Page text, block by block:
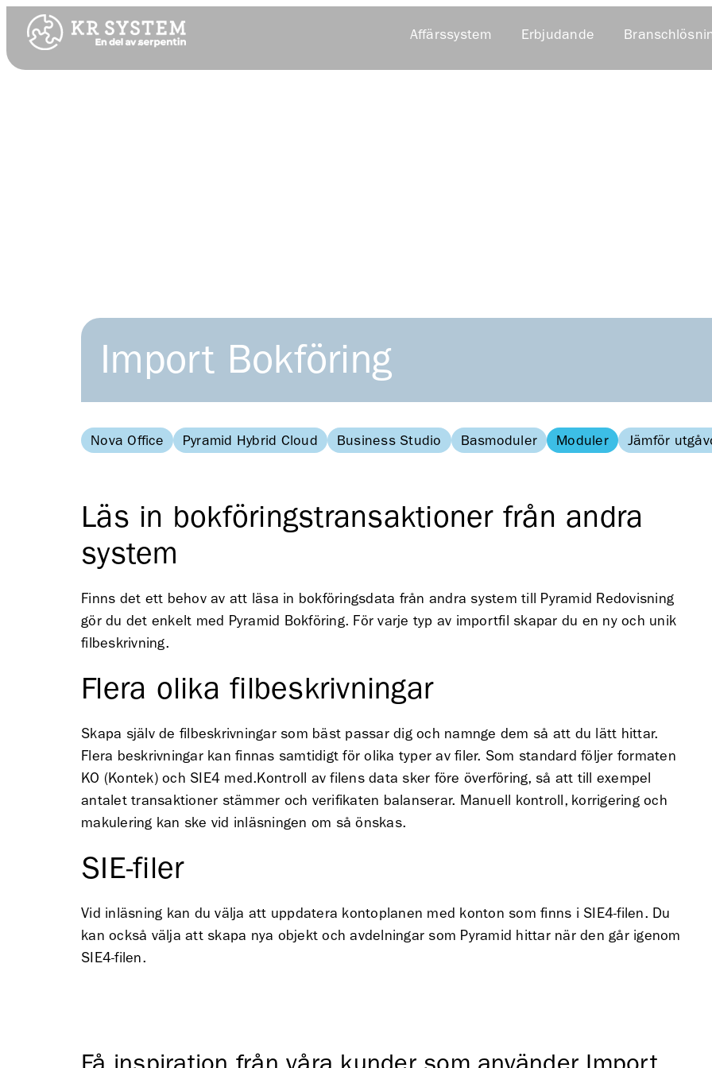
Affärssystem Erbjudande
Import Bokföring
Nova Office Pyramid Hybrid Cloud Business Studio Basmoduler Moduler Jämför
Läs in bokföringstransaktioner från andra
system
Finns det ett behov av att läsa in bokföringsdata från andra system till Pyramid Redovisning
gör du det enkelt med Pyramid Bokföring. För varje typ av importfil skapar du en ny och unik
filbeskrivning.
Flera olika filbeskrivningar
Skapa själv de filbeskrivningar som bäst passar dig och namnge dem så att du lätt hittar.
Flera beskrivningar kan finnas samtidigt för olika typer av filer. Som standard följer formaten
KO (Kontek) och SIE4 med.Kontroll av filens data sker före överföring, så att till exempel
antalet transaktioner stämmer och verifikaten balanserar. Manuell kontroll, korrigering och
makulering kan ske vid inläsningen om så önskas.
SIE-filer
Vid inläsning kan du välja att uppdatera kontoplanen med konton som finns i SIE4-filen. Du
kan också välja att skapa nya objekt och avdelningar som Pyramid hittar när den går igenom
SIE4-filen.